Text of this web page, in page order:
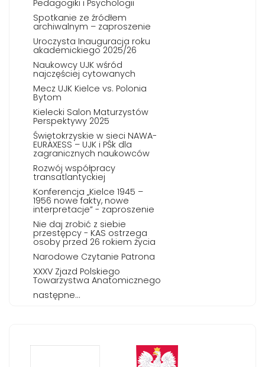
Pedagogiki i Psychologii
Spotkanie ze źródłem
archiwalnym – zaproszenie
Uroczysta Inauguracja roku
akademickiego 2025/26
Naukowcy UJK wśród
najczęściej cytowanych
Mecz UJK Kielce vs. Polonia
Bytom
Kielecki Salon Maturzystów
Perspektywy 2025
Świętokrzyskie w sieci NAWA-
EURAXESS – UJK i PŚk dla
zagranicznych naukowców
Rozwój współpracy
transatlantyckiej
Konferencja „Kielce 1945 –
1956 nowe fakty, nowe
interpretacje” - zaproszenie
Nie daj zrobić z siebie
przestępcy - KAS ostrzega
osoby przed 26 rokiem życia
Narodowe Czytanie Patrona
XXXV Zjazd Polskiego
Towarzystwa Anatomicznego
następne...